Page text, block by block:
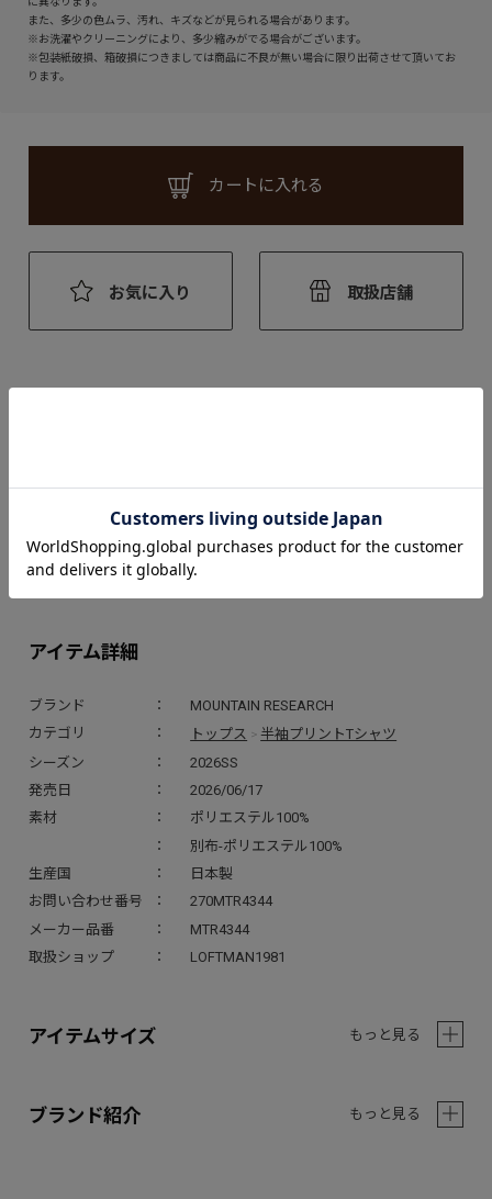
また、多少の色ムラ、汚れ、キズなどが見られる場合があります。
※お洗濯やクリーニングにより、多少縮みがでる場合がございます。
※包装紙破損、箱破損につきましては商品に不良が無い場合に限り出荷させて頂いてお
ります。
カートに入れる
お気に入り 取扱店舗
アイテム詳細
ブランド
MOUNTAIN RESEARCH
カテゴリ
トップス >半袖プリントTシャツ
シーズン
2026SS
発売日
2026/06/17
素材
ポリエステル100%
別布-ポリエステル100%
生産国
日本製
お問い合わせ番号
270MTR4344
メーカー品番
MTR4344
取扱ショップ
LOFTMAN1981
「Q.D. TEE（Quick Dry）」、通称速乾TEE。
素材にはUVカット機能付きのリサイクルポリエステルを使用し、シ
ルエットはもちろん、LSC速乾TEEならではの横幅1サイズアップの
安心ワイドシルエットです。2010SSで登場した山岳種族（＝
Mountain Tribe）が速乾Teeになってカムバック。
アイテムサイズ もっと見る
ブランド紹介 もっと見る